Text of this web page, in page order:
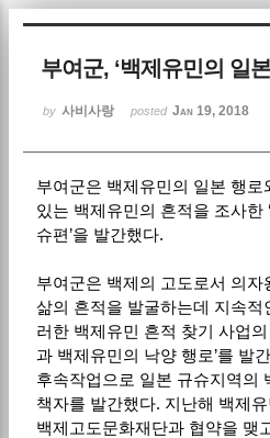
부여군, ‘백제유민의 일
by 사비사랑 posted Jan 19, 2018
부여군은 백제유민의 일본 행
있는 백제유민의 흔적을 조사한
슈편’을 발간했다.
부여군은 백제의 고도로서 의자
삶의 흔적을 발굴하는데 지속적
러한 백제유민 흔적 찾기 사업
과 백제유민의 낙양 행로’를 발
후속작업으로 일본 규슈지역의
책자를 발간했다. 지난해 백제
백제고도문화재단과 협약을 맺
Sketchbook5,
Sketchbook5,